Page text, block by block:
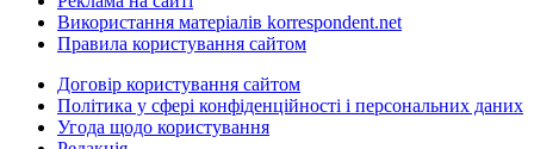
Використання матеріалів korrespondent.net
Правила користування сайтом
Договір користування сайтом
Політика у сфері конфіденційності і персональних даних
Угода щодо користування